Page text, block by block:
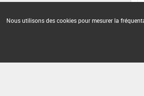
Nous utilisons des cookies pour mesurer la